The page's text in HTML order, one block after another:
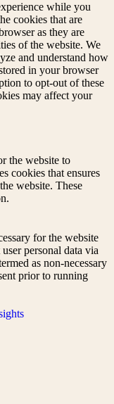
while you
cookies that are
as they are
of the website. We
and understand how
in your browser
to opt-out of these
may affect your
the website to
cookies that ensures
website. These
for the website
personal data via
as non-necessary
prior to running